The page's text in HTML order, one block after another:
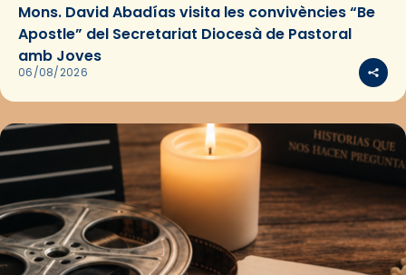
Mons. David Abadías visita les convivències “Be
Apostle” del Secretariat Diocesà de Pastoral
amb Joves
06/08/2026